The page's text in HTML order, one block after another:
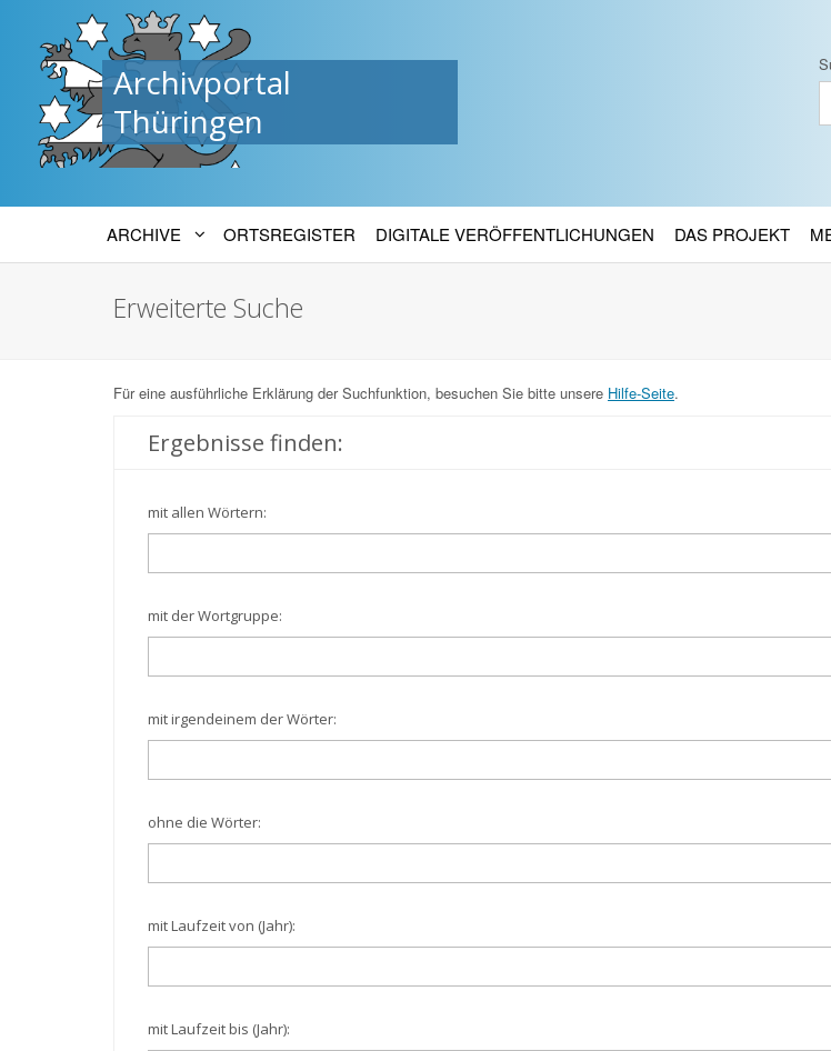
Archivportal
Thüringen
ARCHIVE ORTSREGISTER DIGITALE VERÖFFENTLICHUNGEN DAS PROJEKT
Erweiterte Suche
Für eine ausführliche Erklärung der Suchfunktion, besuchen Sie bitte unsere Hilfe-Seite.
Ergebnisse finden:
mit allen Wörtern:
mit der Wortgruppe:
mit irgendeinem der Wörter:
ohne die Wörter:
mit Laufzeit von (Jahr):
mit Laufzeit bis (Jahr):